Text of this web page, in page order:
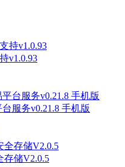
v1.0.93
服务v0.21.8 手机版
存储V2.0.5